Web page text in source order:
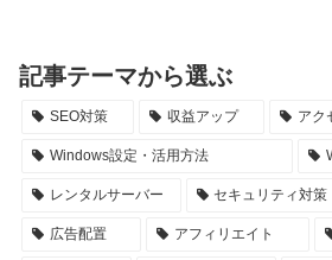
記事テーマから選ぶ
SEO対策 収益アップ アク
Windows設定・活用方法
レンタルサーバー セキュリティ対策
広告配置 アフィリエイト